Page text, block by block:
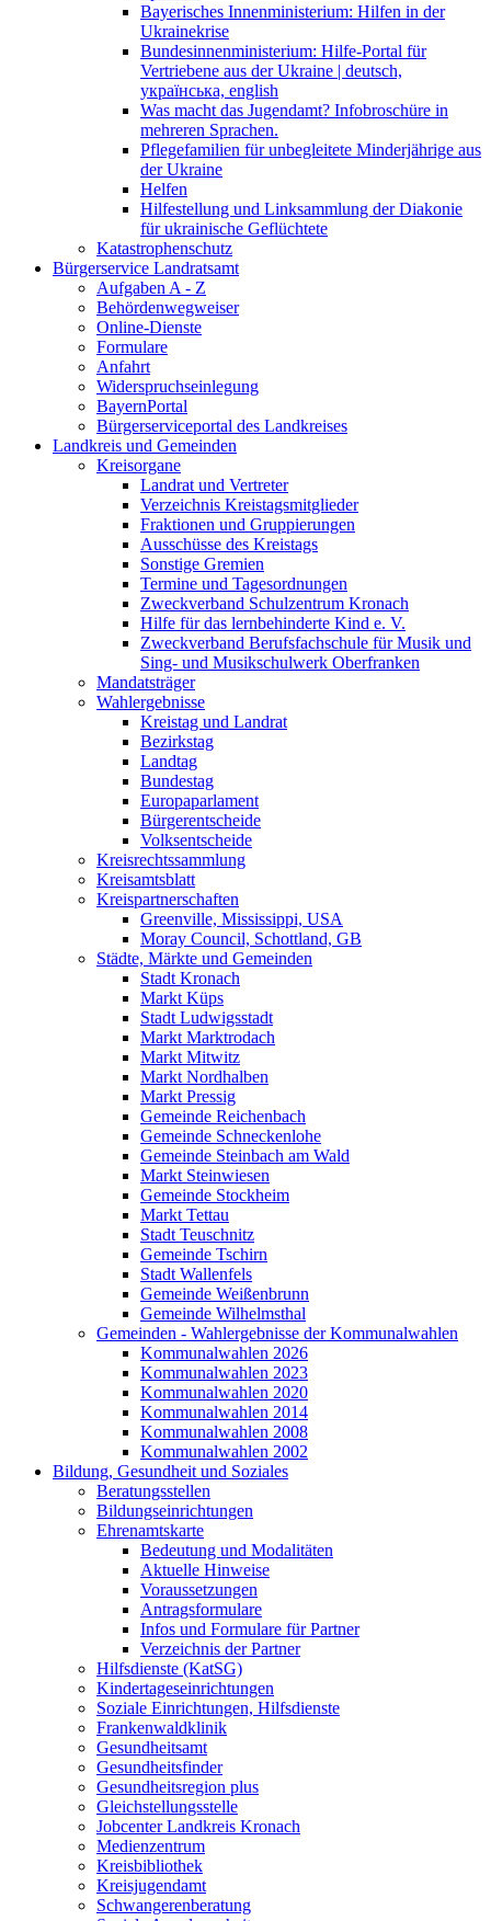
Bayerisches Innenministerium: Hilfen in der
Ukrainekrise
Bundesinnenministerium: Hilfe-Portal für
Vertriebene aus der Ukraine | deutsch,
українська, english
Was macht das Jugendamt? Infobroschüre in
mehreren Sprachen.
Pflegefamilien für unbegleitete Minderjährige aus
der Ukraine
Helfen
Hilfestellung und Linksammlung der Diakonie
für ukrainische Geflüchtete
Katastrophenschutz
Bürgerservice Landratsamt
Aufgaben A - Z
Behördenwegweiser
Online-Dienste
Formulare
Anfahrt
Widerspruchseinlegung
BayernPortal
Bürgerserviceportal des Landkreises
Landkreis und Gemeinden
Kreisorgane
Landrat und Vertreter
Verzeichnis Kreistagsmitglieder
Fraktionen und Gruppierungen
Ausschüsse des Kreistags
Sonstige Gremien
Termine und Tagesordnungen
Zweckverband Schulzentrum Kronach
Hilfe für das lernbehinderte Kind e. V.
Zweckverband Berufsfachschule für Musik und
Sing- und Musikschulwerk Oberfranken
Mandatsträger
Wahlergebnisse
Kreistag und Landrat
Bezirkstag
Landtag
Bundestag
Europaparlament
Bürgerentscheide
Volksentscheide
Kreisrechtssammlung
Kreisamtsblatt
Kreispartnerschaften
Greenville, Mississippi, USA
Moray Council, Schottland, GB
Städte, Märkte und Gemeinden
Stadt Kronach
Markt Küps
Stadt Ludwigsstadt
Markt Marktrodach
Markt Mitwitz
Markt Nordhalben
Markt Pressig
Gemeinde Reichenbach
Gemeinde Schneckenlohe
Gemeinde Steinbach am Wald
Markt Steinwiesen
Gemeinde Stockheim
Markt Tettau
Stadt Teuschnitz
Gemeinde Tschirn
Stadt Wallenfels
Gemeinde Weißenbrunn
Gemeinde Wilhelmsthal
Gemeinden - Wahlergebnisse der Kommunalwahlen
Kommunalwahlen 2026
Kommunalwahlen 2023
Kommunalwahlen 2020
Kommunalwahlen 2014
Kommunalwahlen 2008
Kommunalwahlen 2002
Bildung, Gesundheit und Soziales
Beratungsstellen
Bildungseinrichtungen
Ehrenamtskarte
Bedeutung und Modalitäten
Aktuelle Hinweise
Voraussetzungen
Antragsformulare
Infos und Formulare für Partner
Verzeichnis der Partner
Hilfsdienste (KatSG)
Kindertageseinrichtungen
Soziale Einrichtungen, Hilfsdienste
Frankenwaldklinik
Gesundheitsamt
Gesundheitsfinder
Gesundheitsregion plus
Gleichstellungsstelle
Jobcenter Landkreis Kronach
Medienzentrum
Kreisbibliothek
Kreisjugendamt
Schwangerenberatung